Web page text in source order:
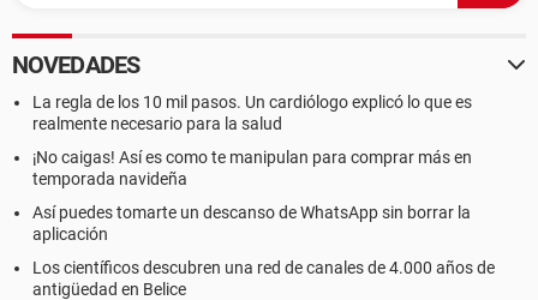
NOVEDADES
La regla de los 10 mil pasos. Un cardiólogo explicó lo que es
realmente necesario para la salud
¡No caigas! Así es como te manipulan para comprar más en
temporada navideña
Así puedes tomarte un descanso de WhatsApp sin borrar la
aplicación
Los científicos descubren una red de canales de 4.000 años de
antigüedad en Belice